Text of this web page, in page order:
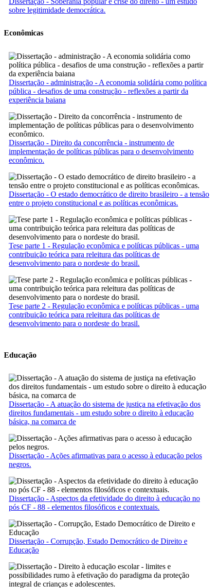
sobre legitimidade democrática.
Econômicas
Dissertação - administração - A economia solidária como política
pública - desafios de uma construção - reflexões a partir da
experiência baiana
Dissertação - Direito da concorrência - instrumento de
implementação de políticas públicas para o desenvolvimento
econômico.
Dissertação - O estado democrático de direito brasileiro - a tensão
entre o projeto constitucional e as políticas econômicas.
Tese parte 1 - Regulação econômica e políticas públicas - uma
contribuição teórica para releitura das políticas de
desenvolvimento para o nordeste do brasil.
Tese parte 2 - Regulação econômica e políticas públicas - uma
contribuição teórica para releitura das políticas de
desenvolvimento para o nordeste do brasil.
Educação
Dissertação - A atuação do sistema de justiça na efetivação dos
direitos fundamentais - um estudo sobre o direito à educação
básica, na comarca de
Dissertação - Ações afirmativas para o acesso à educação pelos
negros.
Dissertação - Aspectos da efetividade do direito à educação no
pós CF - 88 - elementos filosóficos e contextuais.
Dissertação - Corrupção, Estado Democrático de Direito e
Educação